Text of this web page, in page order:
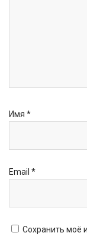
Имя *
Email *
Сохранить моё